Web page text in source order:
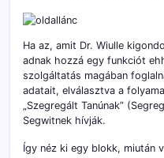
Ha az, amit Dr. Wiulle
adnak hozzá egy funkciót
szolgáltatás magában
adatait, elválasztva a
„Szegregált Tanúnak”
Segwitnek hívják.
Így néz ki egy blokk, miután